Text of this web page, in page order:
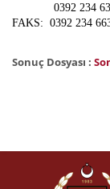
0392 234
FAKS: 0392 234
Sonuç Dosyası :